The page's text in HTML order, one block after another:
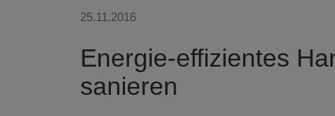
25.11.2016
Energie-effizientes
sanieren